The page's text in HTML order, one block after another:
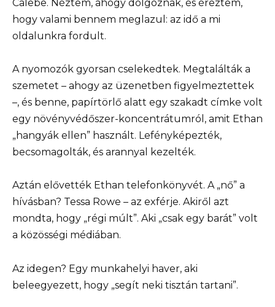
Calebe. Néztem, ahogy dolgoznak, és éreztem,
hogy valami bennem meglazul: az idő a mi
oldalunkra fordult.
A nyomozók gyorsan cselekedtek. Megtalálták a
szemetet – ahogy az üzenetben figyelmeztettek
–, és benne, papírtörlő alatt egy szakadt címke volt
egy növényvédőszer-koncentrátumról, amit Ethan
„hangyák ellen” használt. Lefényképezték,
becsomagolták, és arannyal kezelték.
Aztán elővették Ethan telefonkönyvét. A „nő” a
hívásban? Tessa Rowe – az exférje. Akiről azt
mondta, hogy „régi múlt”. Aki „csak egy barát” volt
a közösségi médiában.
Az idegen? Egy munkahelyi haver, aki
beleegyezett, hogy „segít neki tisztán tartani”.